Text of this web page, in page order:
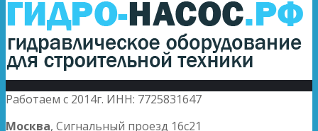
Работаем с 2014г. ИНН: 7725831647
Москва, Сигнальный проезд 16с21